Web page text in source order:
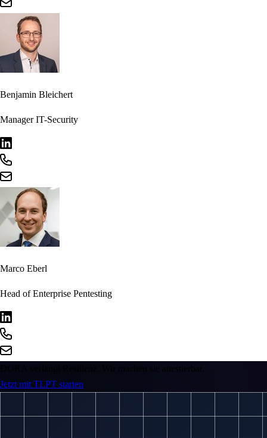
Benjamin Bleichert
Manager IT-Security
Marco Eberl
Head of Enterprise Pentesting
DORA verlangt Resilienz. Wir machen sie attestierbar.
Jetzt mit TLPT starten